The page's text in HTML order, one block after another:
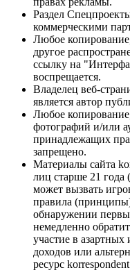
Раздел
коммерческими
Любое
другое
ссылку на
воспрещается.
Владелец веб-
является автор
Любое
фотографий и/или
принадлежащих
запрещено.
Материалы сайта
лиц старше 21 года
может вызвать
правила
обнаружении
немедленно
участие в азартных
доходов или
ресурс